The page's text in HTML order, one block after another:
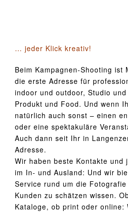
… jeder Klick kreativ!
Beim Kampagnen-Shooting ist
die erste Adresse für
indoor und outdoor, Studio
Produkt und Food. Und wenn
natürlich auch sonst – einen
oder eine spektakuläre
Auch dann seit Ihr in
Adresse.
Wir haben beste Kontakte und
im In- und Ausland: Und wir
Service rund um die
Kunden zu schätzen wissen.
Kataloge, ob print oder online: